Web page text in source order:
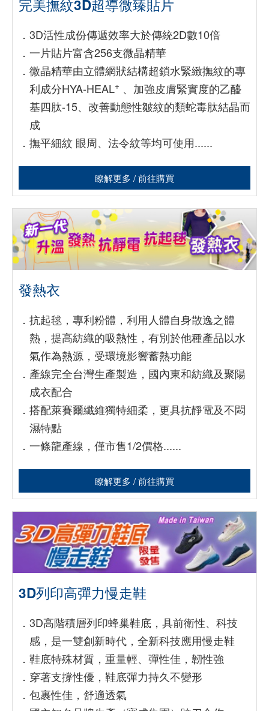
完美撫紋3D超導微臻貼片
． 3D活性成份傳遞效率大於傳統2D數10倍
． 一片貼片富含256支微晶精華
． 微晶精華由立體網狀結構超鎖水緊緻撫紋的專
利成分HYA-HEAL+ 、加強皮膚緊實度的乙醯
基四肽-15、改善動態性皺紋的類蛇毒肽結晶而
成
． 撫平細紋 眼周、法令紋等均可使用......
瞭解更多 / 前往購買
發熱衣
． 抗起毬，專利粉體，利用人體自身散逸之體
熱，提高紡織的吸熱性，有別於他種產品以水
氣作為熱源，受環境影響蓄熱功能
． 產線完全台灣生產製造，國內東和紡織及聚陽
成衣配合
． 搭配萊賽爾纖維獨特細柔，更具抗靜電及不悶
濕特點
． 一條龍產線，僅市售1/2價格......
瞭解更多 / 前往購買
3D列印高彈力慢走鞋
． 3D高階積層列印蜂巢鞋底，具前衛性、科技
感，是一雙創新時代，全新科技應用慢走鞋
． 鞋底特殊材質，重量輕、彈性佳，韌性強
． 穿著支撐性優，鞋底彈力持久不變形
． 包裹性佳，舒適透氣